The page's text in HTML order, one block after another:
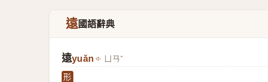
遠國語辭典
遠yuǎn ㄩㄢˇ
形